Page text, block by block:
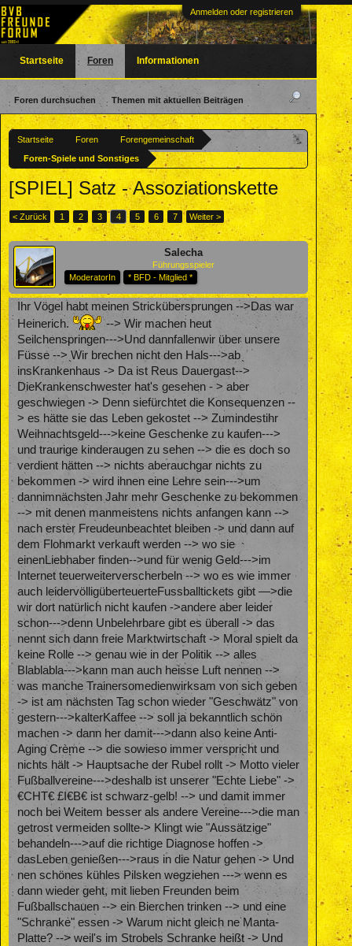
Anmelden oder registrieren
Startseite Foren
Forengemeinschaft
Foren-Spiele und Sonstiges
[SPIEL] Satz - Assoziationskette
< Zurück 1 2 3 4 5 6 7 Weiter >
Salecha
Führungsspieler
ModeratorIn
* BFD - Mitglied *
Ihr Vögel habt meinen Strickübersprungen -->Das war
Heinerich.
--> Wir machen heut
Seilchenspringen--->Und dannfallenwir über unsere
Füsse --> Wir brechen nicht den Hals--->ab
insKrankenhaus -> Da ist Reus Dauergast-->
DieKrankenschwester hat's gesehen - > aber
geschwiegen -> Denn siefürchtet die Konsequenzen --
> es hätte sie das Leben gekostet --> Zumindestihr
Weihnachtsgeld--->keine Geschenke zu kaufen--->
und traurige kinderaugen zu sehen --> die es doch so
verdient hätten --> nichts aberauchgar nichts zu
bekommen -> wird ihnen eine Lehre sein--->um
dannimnächsten Jahr mehr Geschenke zu bekommen
--> mit denen manmeistens nichts anfangen kann -->
nach erster Freudeunbeachtet bleiben -> und dann auf
dem Flohmarkt verkauft werden --> wo sie
einenLiebhaber finden-->und für wenig Geld--->im
Internet teuerweiterverscherbeln --> wo es wie immer
auch leidervölligüberteuerteFussballtickets gibt —>die
wir dort natürlich nicht kaufen ->andere aber leider
schon--->denn Unbelehrbare gibt es überall -> das
nennt sich dann freie Marktwirtschaft -> Moral spielt da
keine Rolle --> genau wie in der Politik --> alles
Blablabla--->kann man auch heisse Luft nennen -->
was manche Trainersomedienwirksam von sich geben
-> ist am nächsten Tag schon wieder "Geschwätz" von
gestern--->kalterKaffee --> soll ja bekanntlich schön
machen -> dann her damit--->dann also keine Anti-
Aging Crème --> die sowieso immer verspricht und
nichts hält -> Hauptsache der Rubel rollt -> Motto vieler
Fußballvereine--->deshalb ist unserer "Echte Liebe" ->
€CHT€ £I€B€ ist schwarz-gelb! --> und damit immer
noch bei Weitem besser als andere Vereine--->die man
getrost vermeiden sollte-> Klingt wie "Aussätzige"
behandeln--->auf die richtige Diagnose hoffen ->
dasLeben genießen--->raus in die Natur gehen -> Und
nen schönes kühles Pilsken wegziehen ---> wenn es
dann wieder geht, mit lieben Freunden beim
Fußballschauen --> ein Bierchen trinken --> und eine
"Schranke" essen -> Warum nicht gleich ne Manta-
Platte? --> weil's im Strobels Schranke heißt -> Und
Startseite Foren
Foren durchsuchen Themen mit aktuellen Beiträgen
Informationen